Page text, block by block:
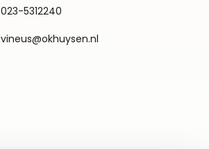
023-5312240
vineus@okhuysen.nl